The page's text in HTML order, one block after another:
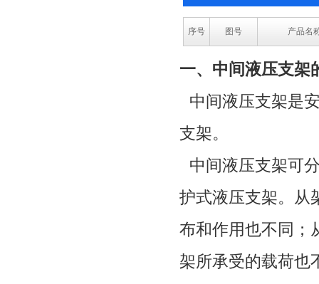
序号 图号 产品名
一、中间液压支架
中间液压支架是
支架。
中间液压支架可
护式液压支架。从
布和作用也不同；
架所承受的载荷也